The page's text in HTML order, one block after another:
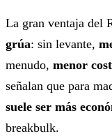
La gran ventaja del
grúa: sin levante,
menudo, menor
señalan que para
suele ser más
breakbulk.